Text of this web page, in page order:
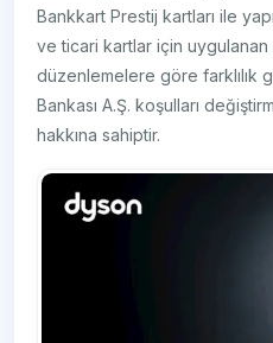
Bankkart Prestij kartları ile
ve ticari kartlar için uygulanan
düzenlemelere göre farklılık
Bankası A.Ş. koşulları
hakkına sahiptir.